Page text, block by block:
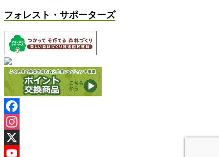
フォレスト・サポーターズ
Facebook
Instagram
X